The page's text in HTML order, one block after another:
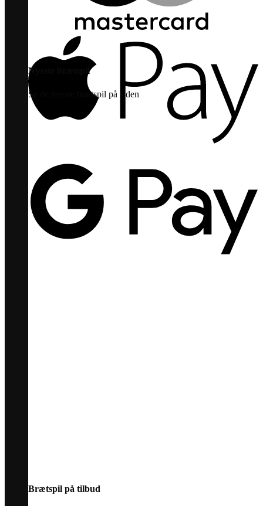
Nyeste brætspil
Se de nyeste brætspil på siden
Brætspil på tilbud